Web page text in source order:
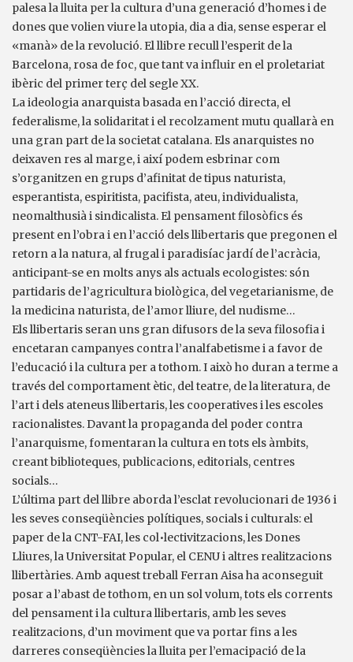
palesa la lluita per la cultura d’una generació d’homes i de
dones que volien viure la utopia, dia a dia, sense esperar el
«manà» de la revolució. El llibre recull l’esperit de la
Barcelona, rosa de foc, que tant va influir en el proletariat
ibèric del primer terç del segle XX.
La ideologia anarquista basada en l’acció directa, el
federalisme, la solidaritat i el recolzament mutu quallarà en
una gran part de la societat catalana. Els anarquistes no
deixaven res al marge, i així podem esbrinar com
s’organitzen en grups d’afinitat de tipus naturista,
esperantista, espiritista, pacifista, ateu, individualista,
neomalthusià i sindicalista. El pensament filosòfics és
present en l’obra i en l’acció dels llibertaris que pregonen el
retorn a la natura, al frugal i paradisíac jardí de l’acràcia,
anticipant-se en molts anys als actuals ecologistes: són
partidaris de l’agricultura biològica, del vegetarianisme, de
la medicina naturista, de l’amor lliure, del nudisme…
Els llibertaris seran uns gran difusors de la seva filosofia i
encetaran campanyes contra l’analfabetisme i a favor de
l’educació i la cultura per a tothom. I això ho duran a terme a
través del comportament ètic, del teatre, de la literatura, de
l’art i dels ateneus llibertaris, les cooperatives i les escoles
racionalistes. Davant la propaganda del poder contra
l’anarquisme, fomentaran la cultura en tots els àmbits,
creant biblioteques, publicacions, editorials, centres
socials…
L’última part del llibre aborda l’esclat revolucionari de 1936 i
les seves conseqüències polítiques, socials i culturals: el
paper de la CNT-FAI, les col•lectivitzacions, les Dones
Lliures, la Universitat Popular, el CENU i altres realitzacions
llibertàries. Amb aquest treball Ferran Aisa ha aconseguit
posar a l’abast de tothom, en un sol volum, tots els corrents
del pensament i la cultura llibertaris, amb les seves
realitzacions, d’un moviment que va portar fins a les
darreres conseqüències la lluita per l’emacipació de la